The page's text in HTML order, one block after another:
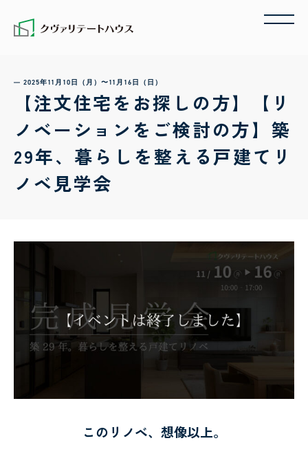
2025年11月10日（月）〜11月16日（日）
【注文住宅をお探しの方】【リ
ノベーションをご検討の方】築
29年、暮らしを整える戸建てリ
ノベ見学会
このリノベ、想像以上。